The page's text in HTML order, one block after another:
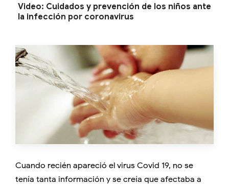
Video: Cuidados y prevención de los niños ante
la infección por coronavirus
Cuando recién apareció el virus Covid 19, no se
tenía tanta información y se creía que afectaba a